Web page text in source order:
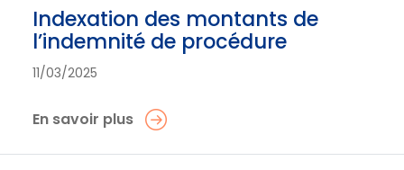
Indexation des montants de
l’indemnité de procédure
11/03/2025
En savoir plus